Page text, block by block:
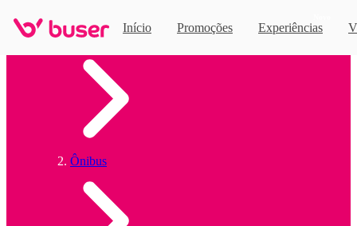
Início Promoções Experiências
Home
Ônibus